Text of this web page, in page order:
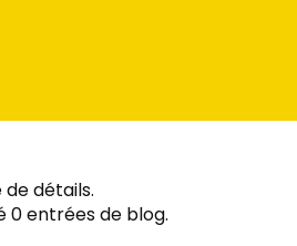
détails.
0 entrées de blog.